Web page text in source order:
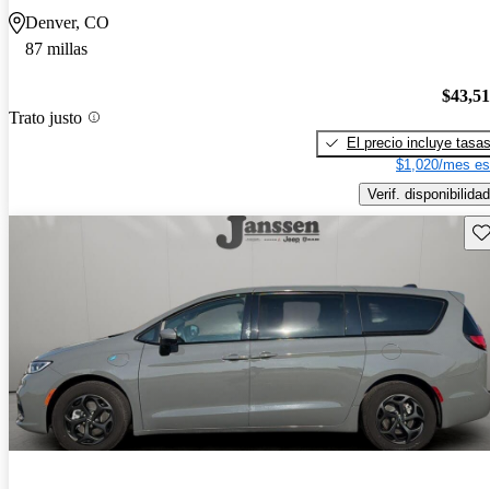
Denver, CO
87 millas
Trato justo
El precio incluye tasas
$1,020/mes
Verif. disponibilidad